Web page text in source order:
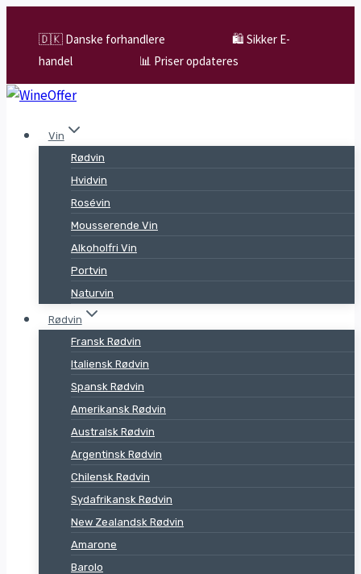
content
🇩🇰 Danske forhandlere
🛍️ Sikker E-
handel
📊 Priser opdateres
Vin
Rødvin
Hvidvin
Rosévin
Mousserende Vin
Alkoholfri Vin
Portvin
Naturvin
Rødvin
Fransk Rødvin
Italiensk Rødvin
Spansk Rødvin
Amerikansk Rødvin
Australsk Rødvin
Argentinsk Rødvin
Chilensk Rødvin
Sydafrikansk Rødvin
New Zealandsk Rødvin
Amarone
Barolo